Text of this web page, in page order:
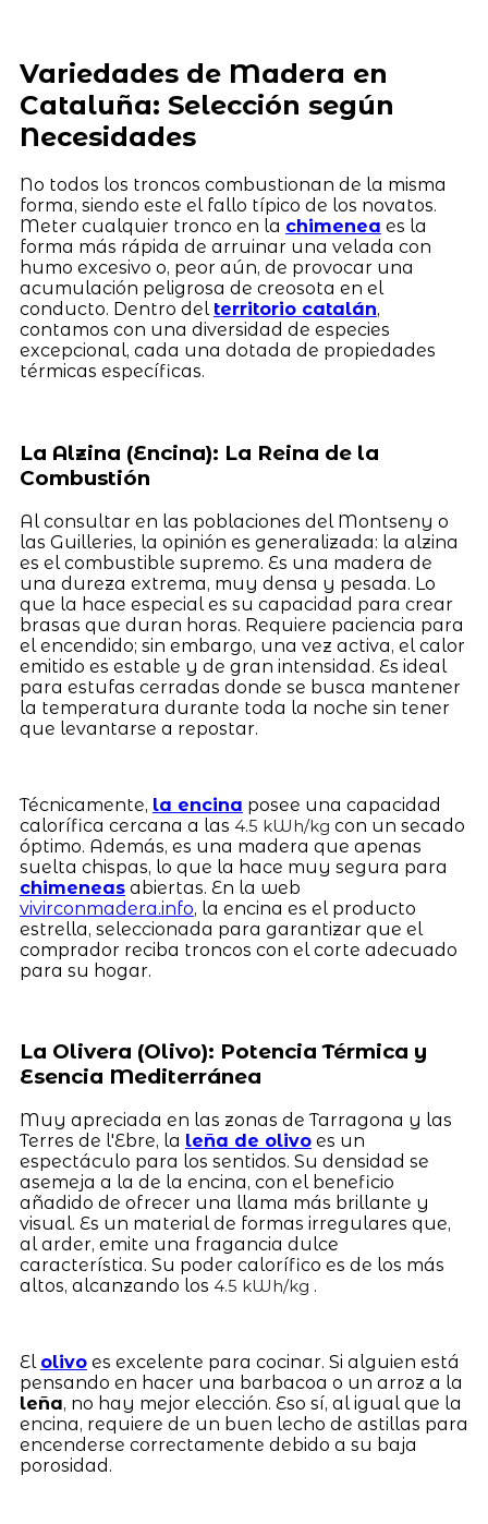
Variedades de Madera en
Cataluña: Selección según
Necesidades
No todos los troncos combustionan de la misma
forma, siendo este el fallo típico de los novatos.
Meter cualquier tronco en la chimenea es la
forma más rápida de arruinar una velada con
humo excesivo o, peor aún, de provocar una
acumulación peligrosa de creosota en el
conducto. Dentro del territorio catalán,
contamos con una diversidad de especies
excepcional, cada una dotada de propiedades
térmicas específicas.
La Alzina (Encina): La Reina de la
Combustión
Al consultar en las poblaciones del Montseny o
las Guilleries, la opinión es generalizada: la alzina
es el combustible supremo. Es una madera de
una dureza extrema, muy densa y pesada. Lo
que la hace especial es su capacidad para crear
brasas que duran horas. Requiere paciencia para
el encendido; sin embargo, una vez activa, el calor
emitido es estable y de gran intensidad. Es ideal
para estufas cerradas donde se busca mantener
la temperatura durante toda la noche sin tener
que levantarse a repostar.
Técnicamente, la encina posee una capacidad
calorífica cercana a las 4.5 kWh/kg con un secado
óptimo. Además, es una madera que apenas
suelta chispas, lo que la hace muy segura para
chimeneasabiertas. En la web
vivirconmadera.info, la encina es el producto
estrella, seleccionada para garantizar que el
comprador reciba troncos con el corte adecuado
para su hogar.
La Olivera (Olivo): Potencia Térmica y
Esencia Mediterránea
Muy apreciada en las zonas de Tarragona y las
Terres de l'Ebre, la leña de olivoes un
espectáculo para los sentidos. Su densidad se
asemeja a la de la encina, con el beneficio
añadido de ofrecer una llama más brillante y
visual. Es un material de formas irregulares que,
al arder, emite una fragancia dulce
característica. Su poder calorífico es de los más
altos, alcanzando los 4.5 kWh/kg .
El olivoes excelente para cocinar. Si alguien está
pensando en hacer una barbacoa o un arroz a la
leña, no hay mejor elección. Eso sí, al igual que la
encina, requiere de un buen lecho de astillas para
encenderse correctamente debido a su baja
porosidad.